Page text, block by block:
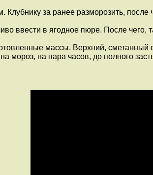
Клубнику за ранее разморозить,
ввести в ягодное пюре. После
массы. Верхний, сметанный
мороз, на пара часов, до полного